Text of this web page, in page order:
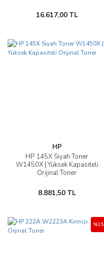
16.617,00 TL
HP
HP 145X Siyah Toner
W1450X | Yüksek Kapasiteli
Orijinal Toner
8.881,50 TL
%15